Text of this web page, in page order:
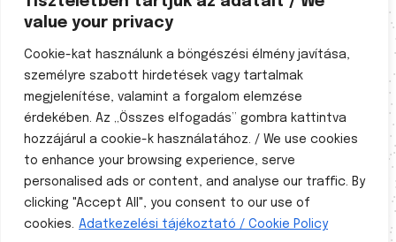
value your privacy
Cookie-kat használunk a böngészési élmény javítása,
személyre szabott hirdetések vagy tartalmak
megjelenítése, valamint a forgalom elemzése
érdekében. Az „Összes elfogadás” gombra kattintva
hozzájárul a cookie-k használatához. / We use cookies
to enhance your browsing experience, serve
personalised ads or content, and analyse our traffic. By
clicking "Accept All", you consent to our use of
cookies. Adatkezelési tájékoztató / Cookie Policy
A természetgyógyászati tevékenység a 40/1997. (III.
5.) Korm. sz. és a 11/1997. (V. 28.) NM rendeletben
szabályozott. Magyarországon 1997 óta a